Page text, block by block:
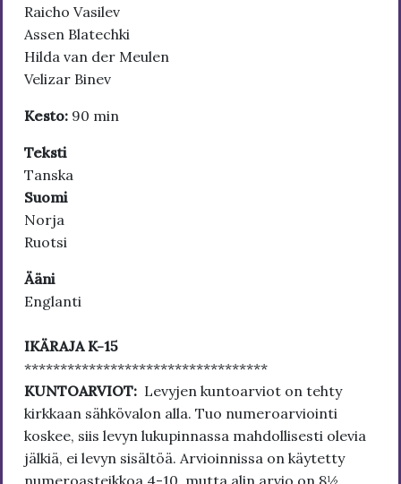
Raicho Vasilev
Assen Blatechki
Hilda van der Meulen
Velizar Binev
Kesto: 90 min
Teksti
Tanska
Suomi
Norja
Ruotsi
Ääni
Englanti
IKÄRAJA K-15
**********************************
KUNTOARVIOT: Levyjen kuntoarviot on tehty
kirkkaan sähkövalon alla. Tuo numeroarviointi
koskee, siis levyn lukupinnassa mahdollisesti olevia
jälkiä, ei levyn sisältöä. Arvioinnissa on käytetty